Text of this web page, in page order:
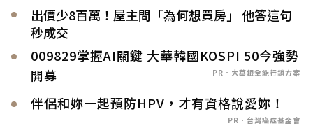
出價少8百萬！屋主問「為何想買房」 他答這句
秒成交
009829掌握AI關鍵 大華韓國KOSPI 50今強勢
開募
PR．大華銀全能行銷方案
伴侶和妳一起預防HPV，才有資格說愛妳！
PR．台灣癌症基金會